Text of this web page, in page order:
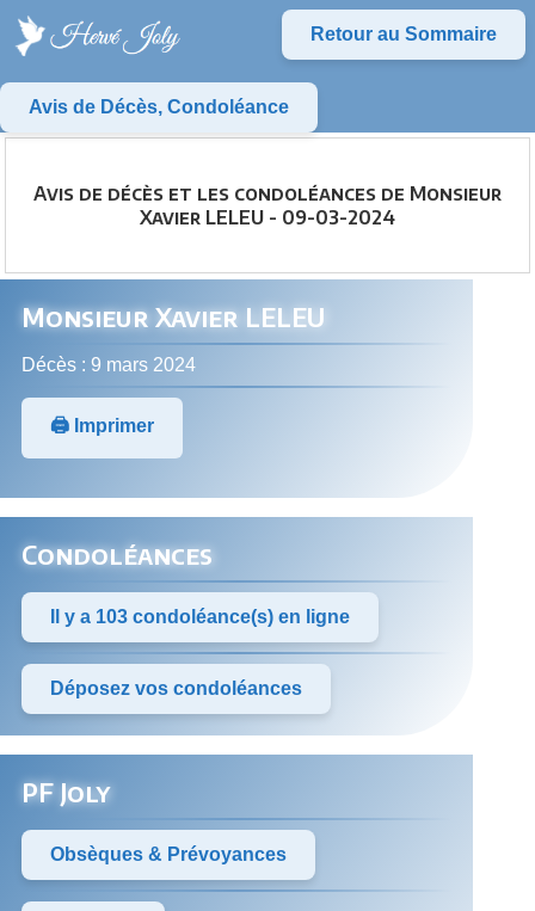
Retour au Sommaire
Avis de Décès, Condoléance
Avis de décès et les condoléances de Monsieur
Xavier LELEU - 09-03-2024
Monsieur Xavier LELEU
Décès : 9 mars 2024
🖨️ Imprimer
Condoléances
Il y a 103 condoléance(s) en ligne
Déposez vos condoléances
PF Joly
Obsèques & Prévoyances